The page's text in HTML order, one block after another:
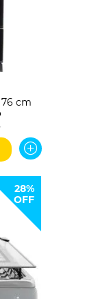
cm
28%
OFF